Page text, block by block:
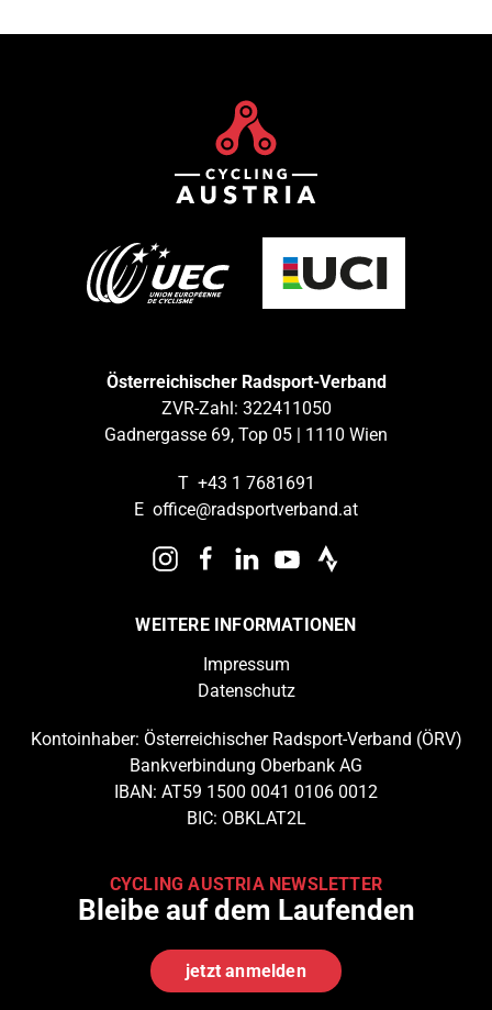
Österreichischer Radsport-Verband
ZVR-Zahl: 322411050
Gadnergasse 69, Top 05 | 1110 Wien
T +43 1 7681691
E office@radsportverband.at
WEITERE INFORMATIONEN
Impressum
Datenschutz
Kontoinhaber: Österreichischer Radsport-Verband (ÖRV)
Bankverbindung Oberbank AG
IBAN: AT59 1500 0041 0106 0012
BIC: OBKLAT2L
CYCLING AUSTRIA NEWSLETTER
Bleibe auf dem Laufenden
jetzt anmelden